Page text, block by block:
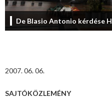
De Blasio Antonio kérdése
2007. 06. 06.
SAJTÓKÖZLEMÉNY